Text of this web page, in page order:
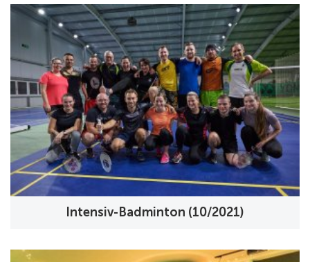
Intensiv-Badminton (10/2021)